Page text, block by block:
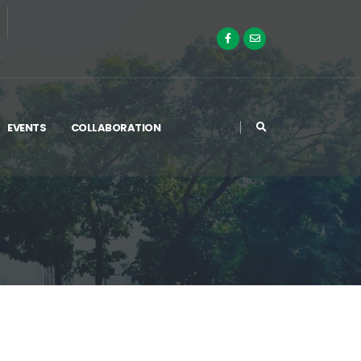
EVENTS COLLABORATION